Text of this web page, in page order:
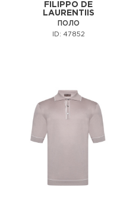
FILIPPO DE
LAURENTIIS
ПОЛО
ID: 47852